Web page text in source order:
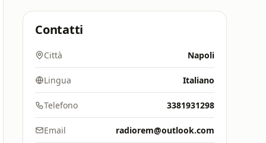
Contatti
Città Napoli
Lingua Italiano
Telefono 3381931298
Email radiorem@outlook.com